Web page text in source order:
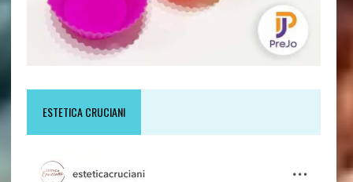
ESTETICA CRUCIANI